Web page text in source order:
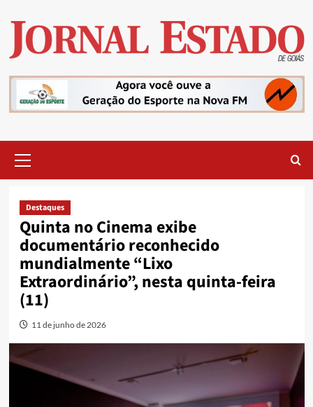
content
Menu
Destaques
Quinta no Cinema exibe
documentário reconhecido
mundialmente “Lixo
Extraordinário”, nesta quinta-feira
(11)
11 de junho de 2026